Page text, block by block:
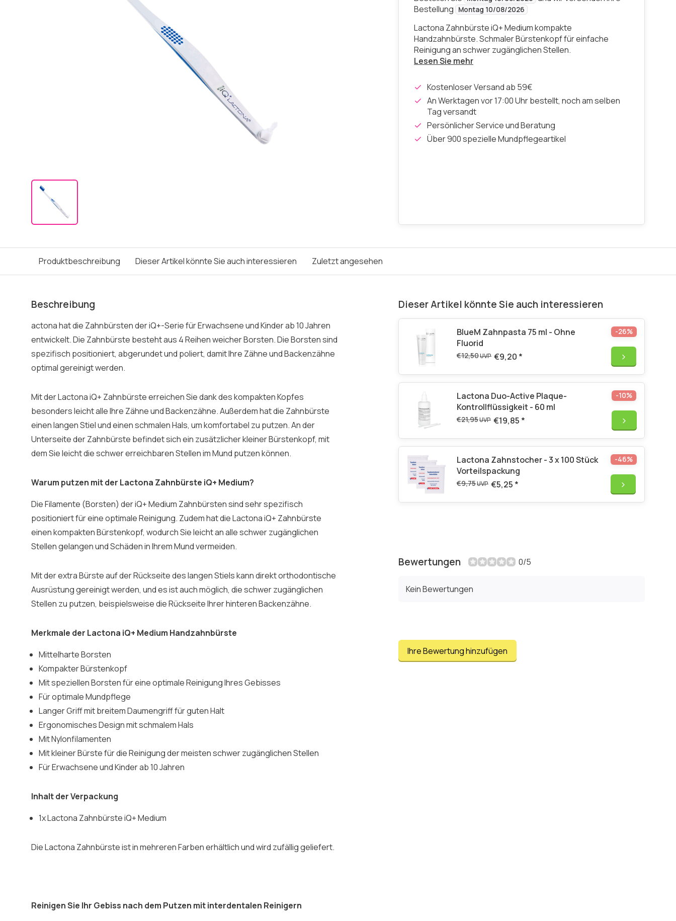
Bestellung
Montag 10/08/2026
Lactona Zahnbürste iQ+ Medium kompakte
Handzahnbürste. Schmaler Bürstenkopf für einfache
Reinigung an schwer zugänglichen Stellen.
Lesen Sie mehr
Kostenloser Versand ab 59€
An Werktagen vor 17:00 Uhr bestellt, noch am selben
Tag versandt
Persönlicher Service und Beratung
Über 900 spezielle Mundpflegeartikel
Produktbeschreibung Dieser Artikel könnte Sie auch interessieren Zuletzt angesehen
Beschreibung
actona hat die Zahnbürsten der iQ+-Serie für Erwachsene und Kinder ab 10 Jahren
entwickelt. Die Zahnbürste besteht aus 4 Reihen weicher Borsten. Die Borsten sind
spezifisch positioniert, abgerundet und poliert, damit Ihre Zähne und Backenzähne
optimal gereinigt werden.
Mit der Lactona iQ+ Zahnbürste erreichen Sie dank des kompakten Kopfes
besonders leicht alle Ihre Zähne und Backenzähne. Außerdem hat die Zahnbürste
einen langen Stiel und einen schmalen Hals, um komfortabel zu putzen. An der
Unterseite der Zahnbürste befindet sich ein zusätzlicher kleiner Bürstenkopf, mit
dem Sie leicht die schwer erreichbaren Stellen im Mund putzen können.
Warum putzen mit der Lactona Zahnbürste iQ+ Medium?
Die Filamente (Borsten) der iQ+ Medium Zahnbürsten sind sehr spezifisch
positioniert für eine optimale Reinigung. Zudem hat die Lactona iQ+ Zahnbürste
einen kompakten Bürstenkopf, wodurch Sie leicht an alle schwer zugänglichen
Stellen gelangen und Schäden in Ihrem Mund vermeiden.
Mit der extra Bürste auf der Rückseite des langen Stiels kann direkt orthodontische
Ausrüstung gereinigt werden, und es ist auch möglich, die schwer zugänglichen
Stellen zu putzen, beispielsweise die Rückseite Ihrer hinteren Backenzähne.
Merkmale der Lactona iQ+ Medium Handzahnbürste
Mittelharte Borsten
Kompakter Bürstenkopf
Mit speziellen Borsten für eine optimale Reinigung Ihres Gebisses
Für optimale Mundpflege
Langer Griff mit breitem Daumengriff für guten Halt
Ergonomisches Design mit schmalem Hals
Mit Nylonfilamenten
Mit kleiner Bürste für die Reinigung der meisten schwer zugänglichen Stellen
Für Erwachsene und Kinder ab 10 Jahren
Inhalt der Verpackung
1x Lactona Zahnbürste iQ+ Medium
Die Lactona Zahnbürste ist in mehreren Farben erhältlich und wird zufällig geliefert.
Reinigen Sie Ihr Gebiss nach dem Putzen mit interdentalen Reinigern
Dieser Artikel könnte Sie auch interessieren
BlueM Zahnpasta 75 ml - Ohne
Fluorid
€12,50UVP €9,20 *
-26%
Lactona Duo-Active Plaque-
Kontrollflüssigkeit - 60 ml
€21,95UVP €19,85 *
-10%
Lactona Zahnstocher - 3 x 100 Stück
Vorteilspackung
€9,75UVP €5,25 *
-46%
Bewertungen 0/5
Kein Bewertungen
Ihre Bewertung hinzufügen